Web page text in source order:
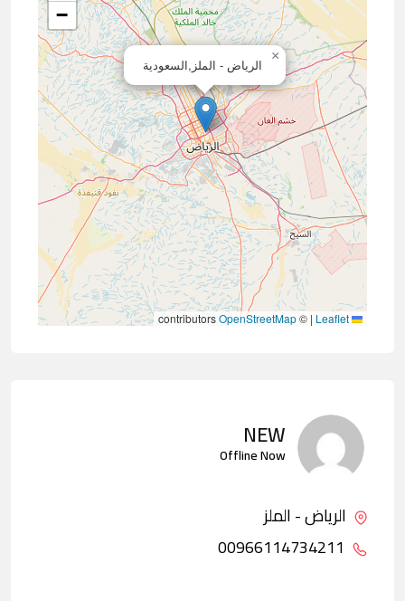
الرياض - الملز,السعودية
×
−
|
©
OpenStreetMap
NEW
Offline Now
الرياض - الملز